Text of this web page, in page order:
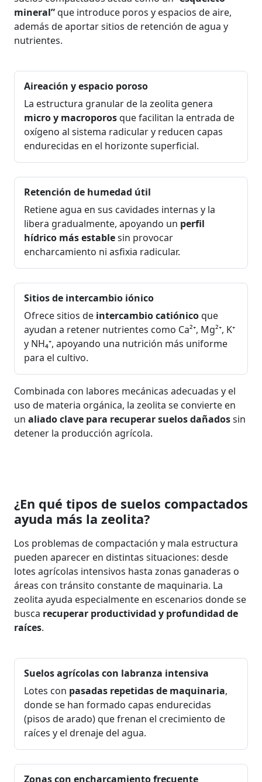
mineral”que introduce poros y espacios de aire,
además de aportar sitios de retención de agua y
nutrientes.
Aireación y espacio poroso
La estructura granular de la zeolita genera
micro y macroporosque facilitan la entrada de
oxígeno al sistema radicular y reducen capas
endurecidas en el horizonte superficial.
Retención de humedad útil
Retiene agua en sus cavidades internas y la
libera gradualmente, apoyando un perfil
hídrico más establesin provocar
encharcamiento ni asfixia radicular.
Sitios de intercambio iónico
Ofrece sitios de intercambio catiónicoque
ayudan a retener nutrientes como Ca²⁺, Mg²⁺, K⁺
y NH₄⁺, apoyando una nutrición más uniforme
para el cultivo.
Combinada con labores mecánicas adecuadas y el
uso de materia orgánica, la zeolita se convierte en
un aliado clave para recuperar suelos dañadossin
detener la producción agrícola.
¿En qué tipos de suelos compactados
ayuda más la zeolita?
Los problemas de compactación y mala estructura
pueden aparecer en distintas situaciones: desde
lotes agrícolas intensivos hasta zonas ganaderas o
áreas con tránsito constante de maquinaria. La
zeolita ayuda especialmente en escenarios donde se
busca recuperar productividad y profundidad de
raíces.
Suelos agrícolas con labranza intensiva
Lotes con pasadas repetidas de maquinaria,
donde se han formado capas endurecidas
(pisos de arado) que frenan el crecimiento de
raíces y el drenaje del agua.
Zonas con encharcamiento frecuente